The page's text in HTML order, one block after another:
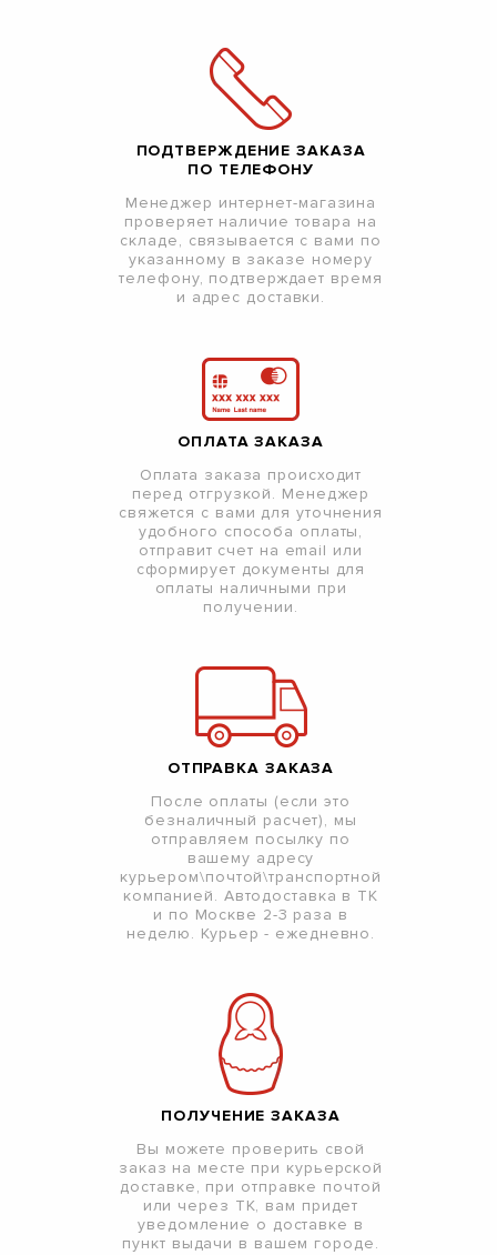
ПОДТВЕРЖДЕНИЕ ЗАКАЗА
ПО ТЕЛЕФОНУ
Менеджер интернет-магазина
проверяет наличие товара на
складе, связывается с вами по
указанному в заказе номеру
телефону, подтверждает время
и адрес доставки.
ОПЛАТА ЗАКАЗА
Оплата заказа происходит
перед отгрузкой. Менеджер
свяжется с вами для уточнения
удобного способа оплаты,
отправит счет на email или
сформирует документы для
оплаты наличными при
получении.
ОТПРАВКА ЗАКАЗА
После оплаты (если это
безналичный расчет), мы
отправляем посылку по
вашему адресу
курьером\почтой\транспортной
компанией. Автодоставка в ТК
и по Москве 2-3 раза в
неделю. Курьер - ежедневно.
ПОЛУЧЕНИЕ ЗАКАЗА
Вы можете проверить свой
заказ на месте при курьерской
доставке, при отправке почтой
или через ТК, вам придет
уведомление о доставке в
пункт выдачи в вашем городе.